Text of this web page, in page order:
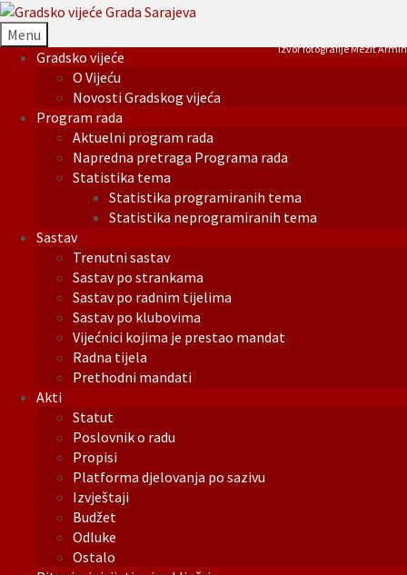
Menu
Gradsko vijeće
O Vijeću
Novosti Gradskog vijeća
Program rada
Aktuelni program rada
Napredna pretraga Programa rada
Statistika tema
Statistika programiranih tema
Statistika neprogramiranih tema
Sastav
Trenutni sastav
Sastav po strankama
Sastav po radnim tijelima
Sastav po klubovima
Vijećnici kojima je prestao mandat
Radna tijela
Prethodni mandati
Akti
Statut
Poslovnik o radu
Propisi
Platforma djelovanja po sazivu
Izvještaji
Budžet
Odluke
Ostalo
Izvor fotografije Mezit Armin